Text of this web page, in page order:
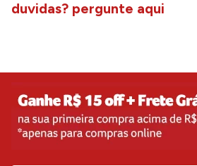
duvidas? pergunte aqui